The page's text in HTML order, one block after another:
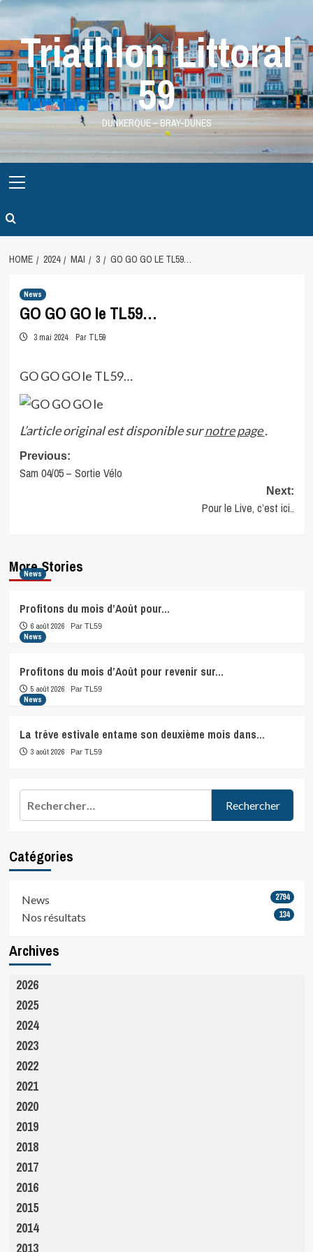
Skip
contentTriathlon Littoral
59
DUNKERQUE – BRAY-DUNES
Menu
HOME 2024 MAI 3 GO GO GO LE TL59…
News
GO GO GO le TL59…
3 mai 2024 Par TL59
GO GO GO le TL59…
L’article original est disponible surnotre page.
Post
navigation
Previous:
Sam 04/05 – Sortie Vélo
Next:
Pour le Live, c’est ici..
More Stories
News
Profitons du mois d’Août pour…
6 août 2026 Par TL59
News
Profitons du mois d’Août pour revenir sur…
5 août 2026 Par TL59
News
La trêve estivale entame son deuxième mois dans…
3 août 2026 Par TL59
Catégories
News 2794
Nos résultats 134
Archives
2026
2025
2024
2023
2022
2021
2020
2019
2018
2017
2016
2015
2014
2013